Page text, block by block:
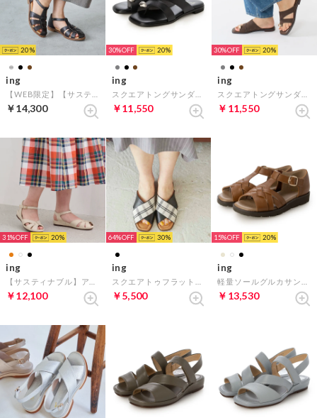
20
ing
￥14,300
30% 20
ing
￥11,550
30% 20
ing
￥11,550
31% 20
ing
￥12,100
64% 30
ing
￥5,500
15% 20
ing
￥13,530